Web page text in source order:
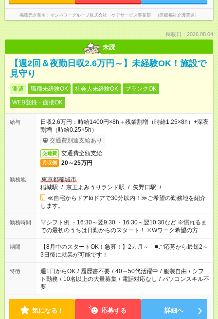
掲載元企業名 マンパワーグループ株式会社 ケアサービス事業部 （医療福祉介護関連）
掲載日：2026.08.04
未読
【週2回＆夜勤日収2.6万円～】未経験OK！施設で
見守り
派遣 職種未経験OK 社会人未経験OK
ブランクOK
WEB登録・面接OK
給与
日収2.6万円：時給1400円×8h＋残業割増（時給1.25×8h）+深夜
割増（時給0.25×5h）
交通費別途支給あり
交通費 交通費全額支給
月収例 20～25万円
勤務地
東京都稲城市
稲城駅 / 京王よみうりランド駅 / 矢野口駅 / …
≪自宅からドアtoドアで30分以内！≫ご希望の勤務地を紹介
します。
勤務時間
▽シフト例 ・16:30～翌9:30 ・16:30～翌10:30など ※慣れるま
での最初のうちは日勤からのスタート！ ※Wワーク希望の方へ
今ご覧のお仕事で希望する勤務時間と、もう1つのお仕事の勤務
時間。 合計で週40時間を超える場合は応募できません。
期間
【8月中のスタートOK！急募！】2カ月～ ■ご応募から最短2～
3日後に就業が可能です！
特徴 週1日からOK / 履歴書不要 / 40～50代活躍中 / 服装自由 / シフ
ト勤務 / 10名以上の大量募集 / 電話対応なし / パソコンスキル不
要
気になる！ 応募する 詳細へ